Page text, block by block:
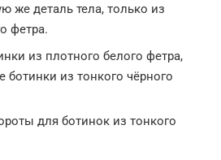
же деталь тела, только из
фетра.
из плотного белого фетра,
ботинки из тонкого чёрного
для ботинок из тонкого